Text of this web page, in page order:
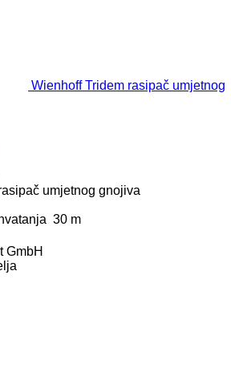
Wienhoff Tridem rasipač umjetnog
umjetnog gnojiva
30 m
GmbH